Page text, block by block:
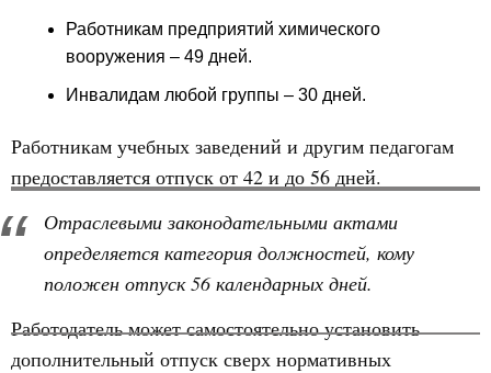
Работникам предприятий химического
вооружения – 49 дней.
Инвалидам любой группы – 30 дней.
Работникам учебных заведений и другим педагогам
предоставляется отпуск от 42 и до 56 дней.
Отраслевыми законодательными актами
определяется категория должностей, кому
положен отпуск 56 календарных дней.
Работодатель может самостоятельно установить
дополнительный отпуск сверх нормативных